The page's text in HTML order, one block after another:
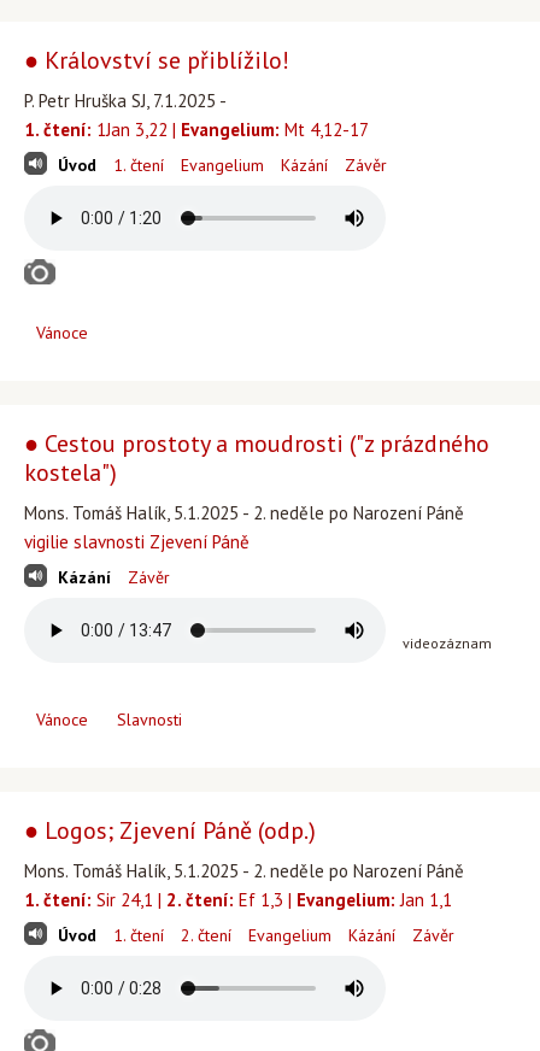
● Království se přiblížilo!
P. Petr Hruška SJ, 7.1.2025 -
1. čtení: 1Jan 3,22 | Evangelium: Mt 4,12-17
Úvod 1. čtení Evangelium Kázání Závěr
Vánoce
● Cestou prostoty a moudrosti ("z prázdného
kostela")
Mons. Tomáš Halík, 5.1.2025 - 2. neděle po Narození Páně
vigilie slavnosti Zjevení Páně
Kázání Závěr
videozáznam
Vánoce Slavnosti
● Logos; Zjevení Páně (odp.)
Mons. Tomáš Halík, 5.1.2025 - 2. neděle po Narození Páně
1. čtení: Sir 24,1 | 2. čtení: Ef 1,3 | Evangelium: Jan 1,1
Úvod 1. čtení 2. čtení Evangelium Kázání Závěr